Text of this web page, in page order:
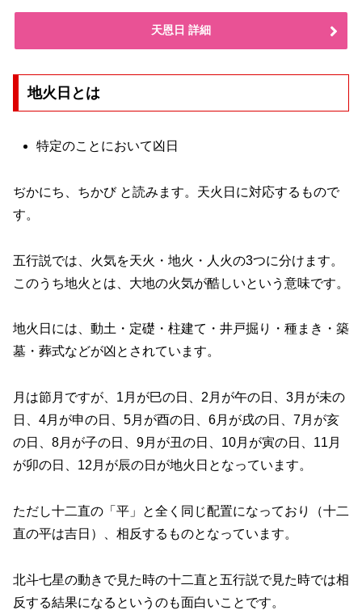
天恩日 詳細
地火日とは
特定のことにおいて凶日
ぢかにち、ちかび と読みます。天火日に対応するもので
す。
五行説では、火気を天火・地火・人火の3つに分けます。
このうち地火とは、大地の火気が酷しいという意味です。
地火日には、動土・定礎・柱建て・井戸掘り・種まき・築
墓・葬式などが凶とされています。
月は節月ですが、1月が巳の日、2月が午の日、3月が未の
日、4月が申の日、5月が酉の日、6月が戌の日、7月が亥
の日、8月が子の日、9月が丑の日、10月が寅の日、11月
が卯の日、12月が辰の日が地火日となっています。
ただし十二直の「平」と全く同じ配置になっており（十二
直の平は吉日）、相反するものとなっています。
北斗七星の動きで見た時の十二直と五行説で見た時では相
反する結果になるというのも面白いことです。